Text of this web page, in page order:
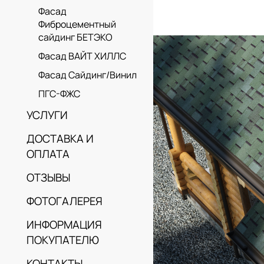
Фасад
Фиброцементный
сайдинг БЕТЭКО
Фасад ВАЙТ ХИЛЛС
Фасад Сайдинг/Винил
ПГС-ФЖС
УСЛУГИ
ДОСТАВКА И
ОПЛАТА
ОТЗЫВЫ
ФОТОГАЛЕРЕЯ
ИНФОРМАЦИЯ
ПОКУПАТЕЛЮ